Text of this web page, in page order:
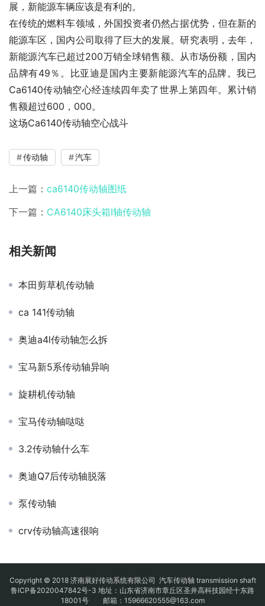
展，新能源车辆应该是有利的。
在传统的燃料车领域，外国投资者仍然占据优势，但在新的
能源车区，国内公司取得了巨大的发展。研究表明，去年，
新能源汽车已超过200万销全球销售额。从市场份额，国内
品牌有49％。比亚迪是国内主要新能源汽车的品牌。我已
Ca6140传动轴空心经连续四年卖了世界上第四年。累计销
售额超过600，000。
这场Ca6140传动轴空心战斗
传动轴 汽车
上一篇： ca6140传动轴图纸
下一篇： CA6140床头箱I轴传动轴
相关新闻
本田剪草机传动轴
ca 141传动轴
奥迪a4l传动轴怎么拆
宝马新5系传动轴异响
旋耕机传动轴
宝马传动轴哒哒
3.2传动轴什么车
奥迪Q7后传动轴脱落
泵传动轴
crv传动轴高速很响
Copyright © 2018 济南展好传动系统有限公司 汽车传动轴 transmission shaft
鲁ICP备2020047842号-3 地址：山东省济南市章丘区圣井高科技园经十东路
18001号 邮箱：15966620555@163.com